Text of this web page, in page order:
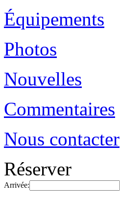
Équipements
Photos
Nouvelles
Commentaires
Nous contacter
Réserver
Arrivée: